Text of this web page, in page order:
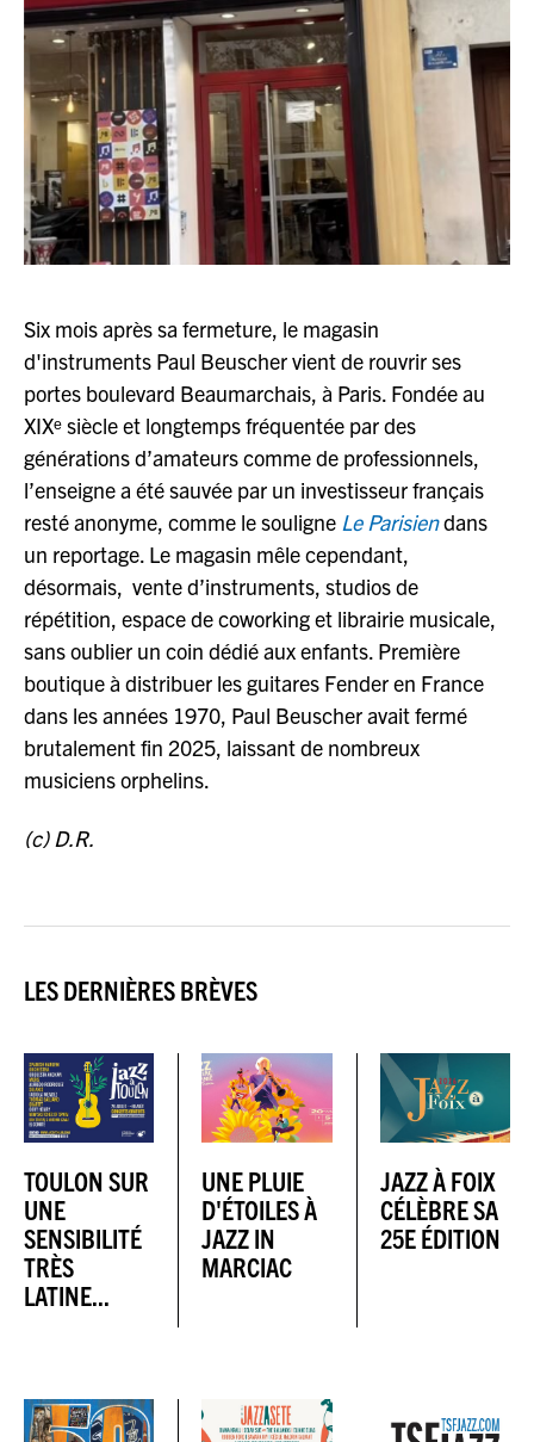
JAZZENDA
ESPACE PREMIUM
Six mois après sa fermeture, le magasin
d'instruments Paul Beuscher vient de rouvrir ses
portes boulevard Beaumarchais, à Paris. Fondée au
XIXᵉ siècle et longtemps fréquentée par des
générations d’amateurs comme de professionnels,
l’enseigne a été sauvée par un investisseur français
resté anonyme, comme le souligne Le Parisiendans
un reportage. Le magasin mêle cependant,
désormais, vente d’instruments, studios de
répétition, espace de coworking et librairie musicale,
sans oublier un coin dédié aux enfants. Première
boutique à distribuer les guitares Fender en France
dans les années 1970, Paul Beuscher avait fermé
brutalement fin 2025, laissant de nombreux
musiciens orphelins.
(c) D.R.
LES DERNIÈRES BRÈVES
TOULON SUR
UNE
SENSIBILITÉ
TRÈS
LATINE...
UNE PLUIE
D'ÉTOILES À
JAZZ IN
MARCIAC
JAZZ À FOIX
CÉLÈBRE SA
25E ÉDITION